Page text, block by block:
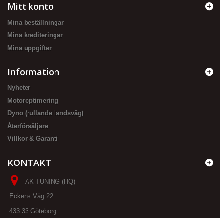
Mitt konto
Mina beställningar
Mina krediteringar
Mina uppgifter
Information
Nyheter
Motoroptimering
Dyno (rullande landsväg)
Återförsäljare
Villkor & Garanti
KONTAKT
AK-TUNING (HQ)
Eckens Väg 22
433 33 Göteborg